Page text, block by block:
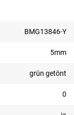
BMG13846-Y
5mm
grün getönt
0